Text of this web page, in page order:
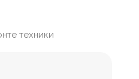
техники